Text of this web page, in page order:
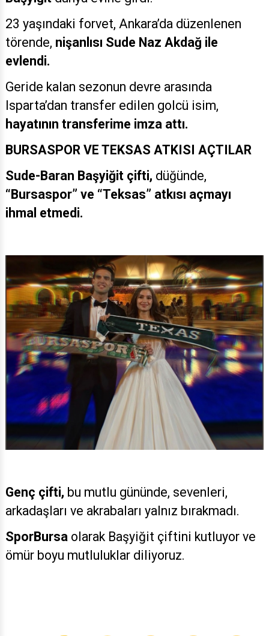
Başyiğit dünya evine girdi.
23 yaşındaki forvet, Ankara’da düzenlenen
törende, nişanlısı Sude Naz Akdağ ile
evlendi.
Geride kalan sezonun devre arasında
Isparta’dan transfer edilen golcü isim,
hayatının transferime imza attı.
BURSASPOR VE TEKSAS ATKISI AÇTILAR
Sude-Baran Başyiğit çifti, düğünde,
“Bursaspor” ve “Teksas” atkısı açmayı
ihmal etmedi.
Genç çifti, bu mutlu gününde, sevenleri,
arkadaşları ve akrabaları yalnız bırakmadı.
SporBursa olarak Başyiğit çiftini kutluyor ve
ömür boyu mutluluklar diliyoruz.